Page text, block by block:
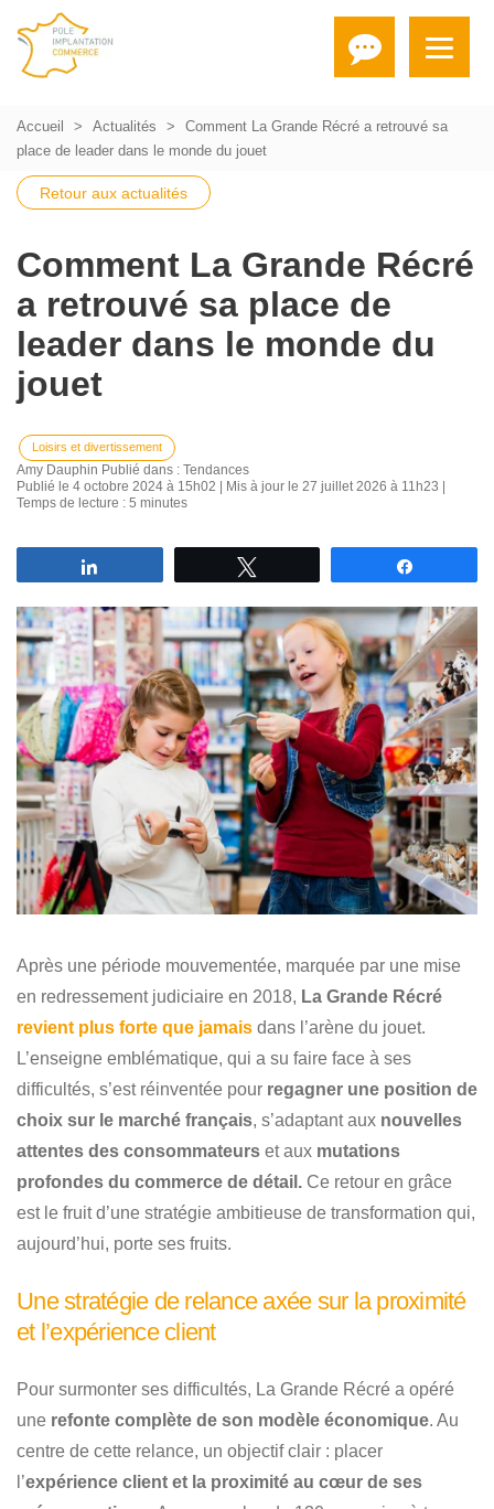
Accueil Actualités
Comment La Grande Récré a retrouvé sa
place de leader dans le monde du jouet
Retour aux actualités
Comment La Grande Récré
a retrouvé sa place de
leader dans le monde du
jouet
Loisirs et divertissement
Amy Dauphin Publié dans : Tendances
Publié le 4 octobre 2024 à 15h02 | Mis à jour le 27 juillet 2026 à 11h23 |
Temps de lecture : 5 minutes
Après une période mouvementée, marquée par une mise
en redressement judiciaire en 2018, La Grande Récré
revient plus forte que jamais dans l’arène du jouet.
L’enseigne emblématique, qui a su faire face à ses
difficultés, s’est réinventée pour regagner une position de
choix sur le marché français, s’adaptant aux nouvelles
attentes des consommateurs et aux mutations
profondes du commerce de détail. Ce retour en grâce
est le fruit d’une stratégie ambitieuse de transformation qui,
aujourd’hui, porte ses fruits.
Une stratégie de relance axée sur la proximité
et l’expérience client
Pour surmonter ses difficultés, La Grande Récré a opéré
une refonte complète de son modèle économique. Au
centre de cette relance, un objectif clair : placer
l’expérience client et la proximité au cœur de ses